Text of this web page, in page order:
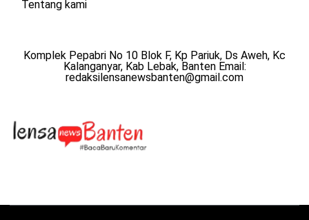
Tentang kami
Komplek Pepabri No 10 Blok F, Kp Pariuk, Ds Aweh, Kc
Kalanganyar, Kab Lebak, Banten Email:
redaksilensanewsbanten@gmail.com